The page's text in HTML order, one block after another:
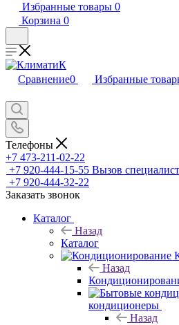
Избранные товары 0
Корзина 0
Сравнение0 Избранные
Телефоны
+7 473-211-02-22
+7 920-444-15-55 Вызов
+7 920-444-32-22
Заказать звонок
Каталог
Назад
Каталог
Назад
кондиционеры
Назад